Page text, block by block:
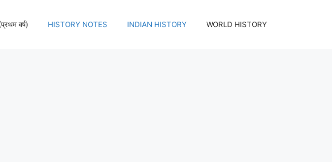
वर्ष) HISTORY NOTES INDIAN HISTORY WORLD HISTORY